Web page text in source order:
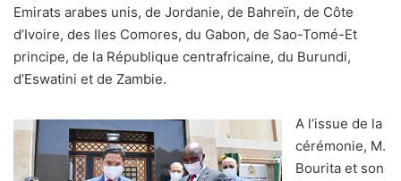
Emirats arabes unis, de Jordanie, de Bahreïn, de Côte
d’Ivoire, des Iles Comores, du Gabon, de Sao-Tomé-Et
principe, de la République centrafricaine, du Burundi,
d’Eswatini et de Zambie.
A l’issue de la
cérémonie, M.
Bourita et son